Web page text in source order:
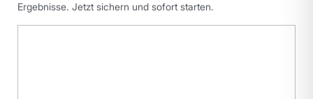
Ergebnisse. Jetzt sichern und sofort starten.